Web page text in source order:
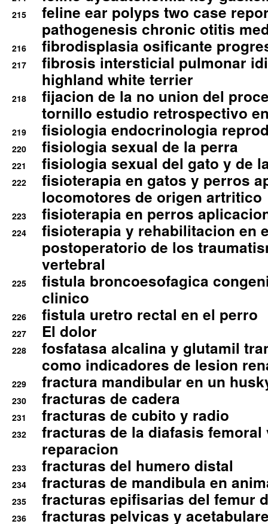
215
feline ear polyps two case
pathogenesis chronic otitis
216 fibrodisplasia osificante
217
fibrosis intersticial pulmonar
highland white terrier
218
fijacion de la no union del
tornillo estudio retrospectivo
219 fisiologia endocrinologia
220 fisiologia sexual de la perra
221 fisiologia sexual del gato y de
222
fisioterapia en gatos y perros
locomotores de origen artritico
223 fisioterapia en perros
224
fisioterapia y rehabilitacion en
postoperatorio de los
vertebral
225
fistula broncoesofagica
clinico
226 fistula uretro rectal en el perro
227 El dolor
228
fosfatasa alcalina y glutamil
como indicadores de lesion
229 fractura mandibular en un
230 fracturas de cadera
231 fracturas de cubito y radio
232
fracturas de la diafasis
reparacion
233 fracturas del humero distal
234 fracturas de mandibula en
235 fracturas epifisarias del femur
236
fracturas pelvicas y